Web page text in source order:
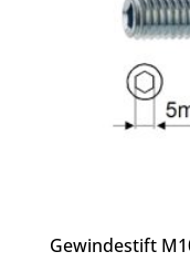
Gewindestift